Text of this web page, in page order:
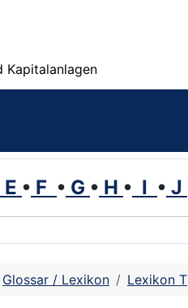
Kapitalanlagen
E • F • G • H • I • J
Glossar / Lexikon Lexikon T